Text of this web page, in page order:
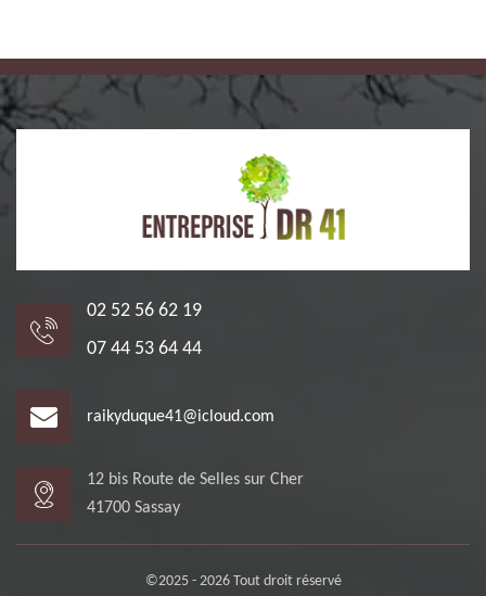
02 52 56 62 19
07 44 53 64 44
raikyduque41@icloud.com
12 bis Route de Selles sur Cher
41700 Sassay
©2025 - 2026 Tout droit réservé